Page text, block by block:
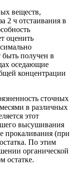
веществ,
2 ч отстаивания в
оценить
получен в
оседающие
концентрации
сточных
в различных
этот
высушивания
прокаливания (при
По этим
органической
остатке.